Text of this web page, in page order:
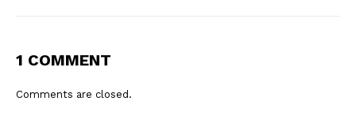
1 COMMENT
Comments are closed.